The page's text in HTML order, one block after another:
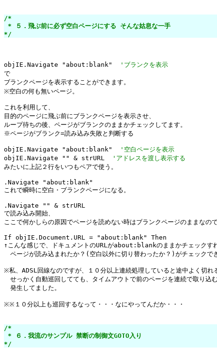
/*
* ５．飛ぶ前に必ず空白ページにする そんな姑息な一手
*/
objIE.Navigate "about:blank"
'ブランクを表示
で
ブランクページを表示することができます。
※空白の何も無いページ。
これを利用して、
目的のページに飛ぶ前にブランクページを表示させ、
ループ待ちの後、ページがブランクのままかチェックしてます。
※ページがブランク=読み込み失敗と判断する
objIE.Navigate "about:blank"
'空白ページを表示
objIE.Navigate "" & strURL
'アドレスを渡し表示する
みたいに上記２行をいつもペアで使う。
.Navigate "about:blank"
これで瞬時に空白・ブランクページになる。
.Navigate "" & strURL
で読み込み開始、
ここで何かしらの原因でページを読めない時はブランクページのままなの
If objIE.Document.URL = "about:blank" Then
↑こんな感じで、ドキュメントのURLがabout:blankのままかチェックす
ページが読み込まれたか？(空白以外に切り替わったか？)がチェックで
※私、ADSL回線なのですが、１０分以上連続処理していると途中よく切れ
せっかく自動巡回してても、タイムアウトで前のページを連続で取り込
発生してました。
※※１０分以上も巡回するなって・・・なにやってんだか・・・
/*
* ６．我流のサンプル 禁断の制御文GOTO入り
*/